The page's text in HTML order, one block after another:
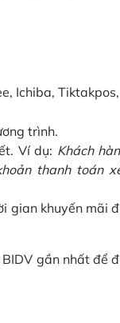
Ichiba,
trình.
Ví dụ: Khách
thanh toán
gian khuyến mãi
gần nhất để